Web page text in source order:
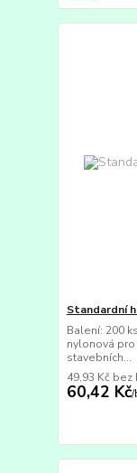
Standardní
Balení: 200
nylonová
stavebních...
60,42 Kč/
49,93 Kč bez